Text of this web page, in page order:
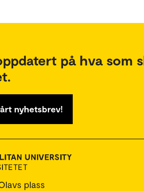
på hva som
nyhetsbrev!
plass